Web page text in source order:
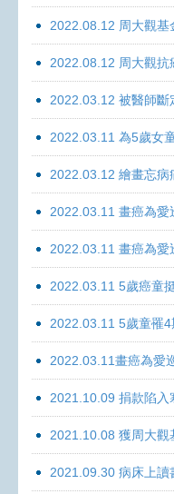
2022.08.12 周大觀
2022.08.12 周大觀抗
2022.03.12 被醫師
2022.03.11 為5歲女
2022.03.12 繪畫忘
2022.03.11 畫癌為愛
2022.03.11 畫癌為愛
2022.03.11 5歲癌童
2022.03.11 5歲童罹
2022.03.11畫癌為愛
2021.10.09 捐款陷入
2021.10.08 獲周大觀
2021.09.30 病床上讀